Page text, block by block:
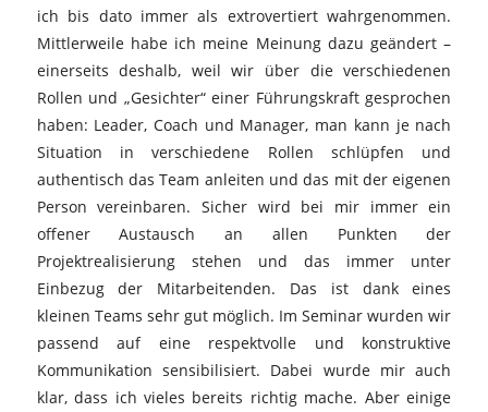
ich bis dato immer als extrovertiert wahrgenommen.
Mittlerweile habe ich meine Meinung dazu geändert –
einerseits deshalb, weil wir über die verschiedenen
Rollen und „Gesichter“ einer Führungskraft gesprochen
haben: Leader, Coach und Manager, man kann je nach
Situation in verschiedene Rollen schlüpfen und
authentisch das Team anleiten und das mit der eigenen
Person vereinbaren. Sicher wird bei mir immer ein
offener Austausch an allen Punkten der
Projektrealisierung stehen und das immer unter
Einbezug der Mitarbeitenden. Das ist dank eines
kleinen Teams sehr gut möglich. Im Seminar wurden wir
passend auf eine respektvolle und konstruktive
Kommunikation sensibilisiert. Dabei wurde mir auch
klar, dass ich vieles bereits richtig mache. Aber einige